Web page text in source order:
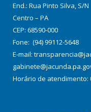
End.: Rua Pinto Silva, S/N
Centro – PA
CEP: 68590-000
Fone: (94) 99112-5648
E-mail:
Horário de atendimento: